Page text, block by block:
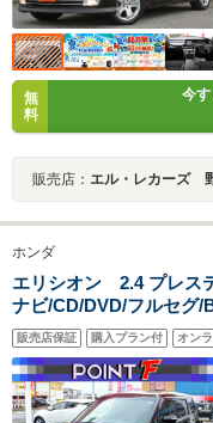
無
料
今
販売店： エル・レカーズ
ホンダ
エリシオン 2.4 プレス
ナビ/CD/DVD/フルセグ/
自動/リヤオートエアコ
販売店保証 購入プラン付 オン